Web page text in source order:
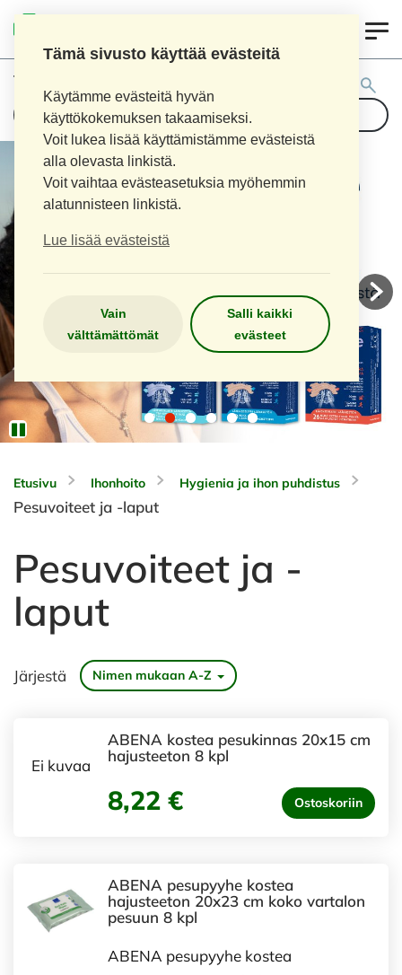
Tämä sivusto käyttää evästeitä
Käytämme evästeitä hyvän
käyttökokemuksen takaamiseksi.
Voit lukea lisää käyttämistämme evästeistä
alla olevasta linkistä.
Voit vaihtaa evästeasetuksia myöhemmin
alatunnisteen linkistä.
Lue lisää evästeistä
Vain
välttämättömät
Salli kaikki
evästeet
Tuotehaku:
Etusivu Ihonhoito Hygienia ja ihon puhdistus
Pesuvoiteet ja -laput
Pesuvoiteet ja -
laput
Järjestä Nimen mukaan A-Z
Ei kuvaa
ABENA kostea pesukinnas 20x15 cm
hajusteeton 8 kpl
8,22 € Ostoskoriin
ABENA pesupyyhe kostea
hajusteeton 20x23 cm koko vartalon
pesuun 8 kpl
ABENA pesupyyhe kostea